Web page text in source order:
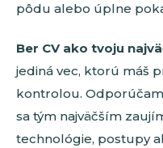
pôdu alebo úplne
Ber CV ako tvoju
jediná vec, ktorú máš
kontrolou.
sa tým najväčším
technológie, postupy